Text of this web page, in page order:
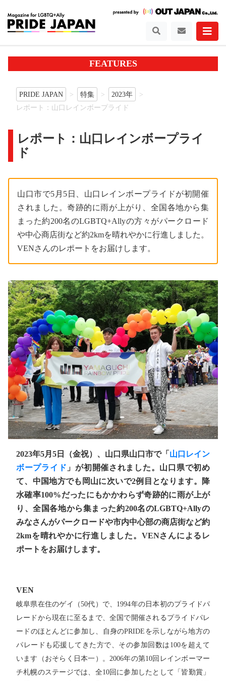
FEATURES
PRIDE JAPAN 特集
2023年
レポート：山口レインボープライド
レポート：山口レインボープライ
ド
山口市で5月5日、山口レインボープライドが初開催
されました。奇跡的に雨が上がり、全国各地から集
まった約200名のLGBTQ+Allyの方々がパークロード
や中心商店街など約2kmを晴れやかに行進しました。
VENさんのレポートをお届けします。
2023年5月5日（金祝）、山口県山口市で「 山口レイン
ボープライド 」が初開催されました。山口県で初め
て、中国地方でも岡山に次いで2例目となります。降
水確率100%だったにもかかわらず奇跡的に雨が上が
り、全国各地から集まった約200名のLGBTQ+Allyの
みなさんがパークロードや市内中心部の商店街など約
2kmを晴れやかに行進しました。VENさんによるレ
ポートをお届けします。
VEN
岐阜県在住のゲイ（50代）で、1994年の日本初のプライドパ
レードから現在に至るまで、全国で開催されるプライドパレ
ードのほとんどに参加し、自身のPRIDEを示しながら地方の
パレードも応援してきた方で、その参加回数は100を超えて
います（おそらく日本一）。2006年の第10回レインボーマー
チ札幌のステージでは、全10回に参加したとして「皆勤賞」